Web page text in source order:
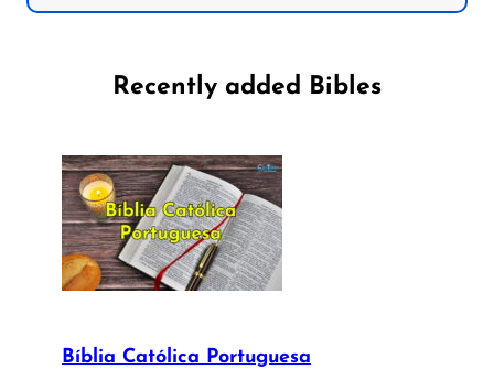
Recently added Bibles
Bíblia Católica Portuguesa